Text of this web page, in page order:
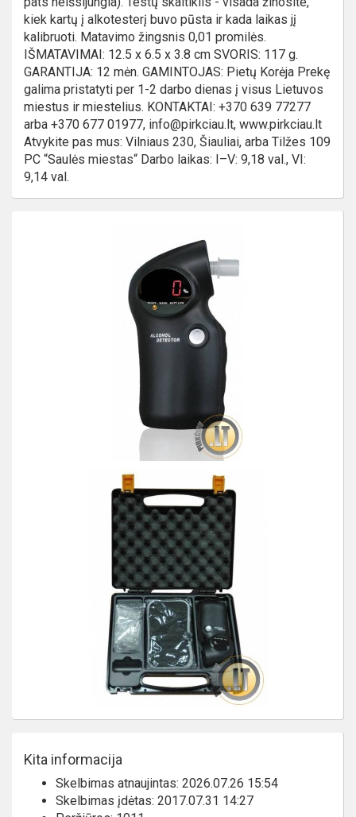
kiek kartų į alkotesterį buvo pūsta ir kada laikas jį
kalibruoti. Matavimo žingsnis 0,01 promilės.
IŠMATAVIMAI: 12.5 x 6.5 x 3.8 cm SVORIS: 117 g.
GARANTIJA: 12 mėn. GAMINTOJAS: Pietų Korėja Prekę
galima pristatyti per 1-2 darbo dienas į visus Lietuvos
miestus ir miestelius. KONTAKTAI: +370 639 77277
arba +370 677 01977, info@pirkciau.lt, www.pirkciau.lt
Atvykite pas mus: Vilniaus 230, Šiauliai, arba Tilžes 109
PC “Saulės miestas“ Darbo laikas: I–V: 9,18 val., VI:
9,14 val.
Kita informacija
Skelbimas atnaujintas: 2026.07.26 15:54
Skelbimas įdėtas: 2017.07.31 14:27